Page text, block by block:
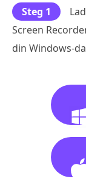
Steg 1
Screen
din Windows-